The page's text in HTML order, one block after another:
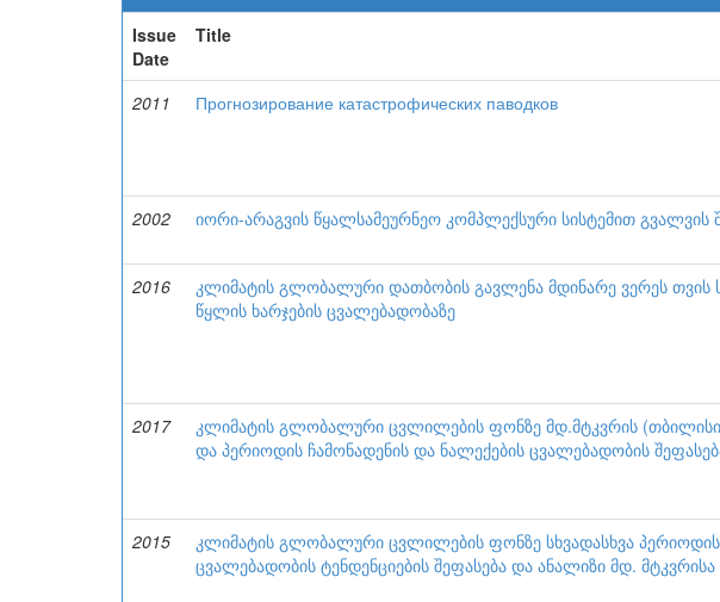
Issue
Date
Title
2011 Прогнозирование катастрофических паводков
2002
იორი-არაგვის წყალსამეურნეო კომპლექსური სისტემით გვალვის
2016
კლიმატის გლობალური დათბობის გავლენა მდინარე ვერეს თვის
წყლის ხარჯების ცვალებადობაზე
2017
კლიმატის გლობალური ცვლილების ფონზე მდ.მტკვრის
და პერიოდის ჩამონადენის და ნალექების ცვალებადობის
2015
კლიმატის გლობალური ცვლილების ფონზე სხვადასხვა პერიოდის
ცვალებადობის ტენდენციების შეფასება და ანალიზი მდ.